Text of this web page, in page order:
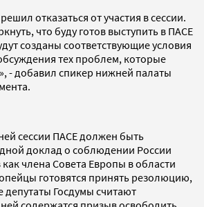
отказаться от участия в сессии.
что буду готов выступить в ПАСЕ
созданы соответствующие условия
тех проблем, которые
- добавил спикер нижней палаты
сессии ПАСЕ должен быть
доклад о соблюдении России
как члена Совета Европы в области
готовятся принять резолюцию,
Госдумы считают